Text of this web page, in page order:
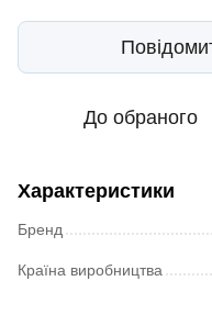
До обраного
Характеристики
Бренд
Країна виробництва